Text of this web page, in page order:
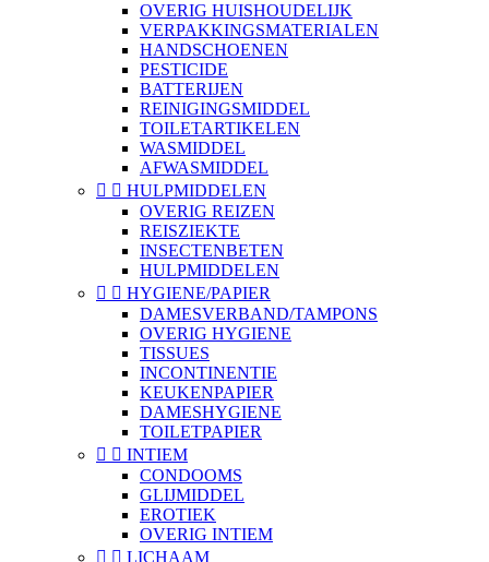
OVERIG HUISHOUDELIJK
VERPAKKINGSMATERIALEN
HANDSCHOENEN
PESTICIDE
BATTERIJEN
REINIGINGSMIDDEL
TOILETARTIKELEN
WASMIDDEL
AFWASMIDDEL
  HULPMIDDELEN
OVERIG REIZEN
REISZIEKTE
INSECTENBETEN
HULPMIDDELEN
  HYGIENE/PAPIER
DAMESVERBAND/TAMPONS
OVERIG HYGIENE
TISSUES
INCONTINENTIE
KEUKENPAPIER
DAMESHYGIENE
TOILETPAPIER
  INTIEM
CONDOOMS
GLIJMIDDEL
EROTIEK
OVERIG INTIEM
  LICHAAM